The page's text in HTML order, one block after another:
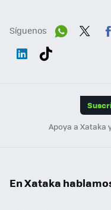
Síguenos
Apoya a Xataka
En Xataka